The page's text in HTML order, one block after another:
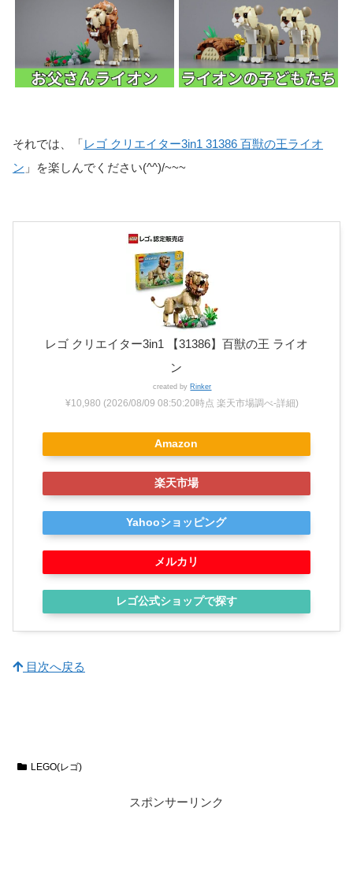
それでは、「 レゴ クリエイター3in1 31386 百獣の王ライオ
ン 」を楽しんでください(^^)/~~~
レゴ クリエイター3in1 【31386】百獣の王 ライオ
ン
created by Rinker
¥10,980 (2026/08/09 08:50:20時点 楽天市場調べ-詳細)
Amazon
楽天市場
Yahooショッピング
メルカリ
レゴ公式ショップで探す
目次へ戻る
LEGO(レゴ)
スポンサーリンク